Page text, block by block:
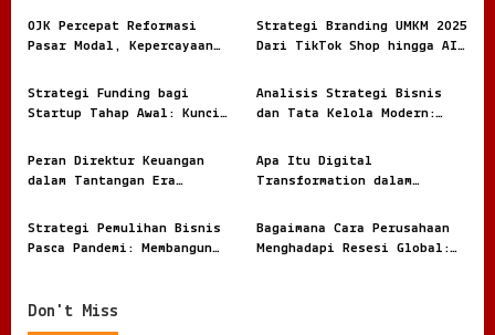
i
a
i
n
OJK Percepat Reformasi
Pasar Modal, Kepercayaan
Strategi Branding UMKM 2025
Dari TikTok Shop hingga AI
Strategi Funding bagi
Startup Tahap Awal: Kunci
Tengah Persaingan Ketat
Analisis Strategi Bisnis
dan Tata Kelola Modern:
Era Dinamika Global
Peran Direktur Keuangan
dalam Tantangan Era
di Tengah Perubahan Bisnis
Apa Itu Digital
Transformation dalam
Menjadi Perusahaan Masa
Kini
Strategi Pemulihan Bisnis
Pasca Pandemi: Membangun
Bagaimana Cara Perusahaan
Menghadapi Resesi Global:
Don't Miss